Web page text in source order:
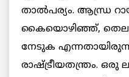
താല്‍പര്യം. ആന്ധ്ര
കൈയൊഴിഞ്ഞ്,
നേടുക എന്നതായിരുന്നു
രാഷ്ട്രീയതന്ത്രം.